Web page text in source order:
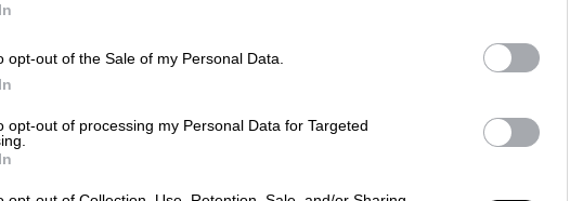
opt-out of the Sale of my Personal Data.
opt-out of processing my Personal Data for Targeted
16.09.2025 14:29
Χρυσούλα Διαβάτη: «Ευελπιστώ